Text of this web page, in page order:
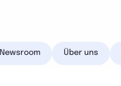
Newsroom Über uns